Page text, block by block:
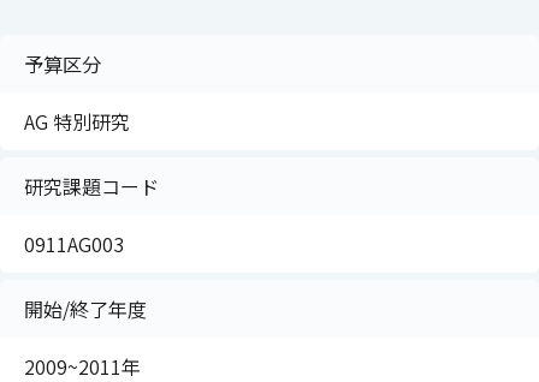
予算区分
AG 特別研究
研究課題コード
0911AG003
開始/終了年度
2009~2011年